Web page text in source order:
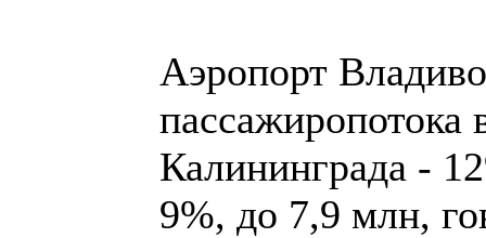
Аэропорт
пассажиропотока
Калининграда -
9%, до 7,9 млн,